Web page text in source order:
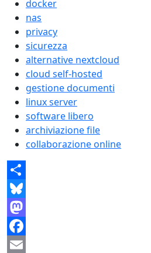
docker
nas
privacy
sicurezza
alternative nextcloud
cloud self-hosted
gestione documenti
linux server
software libero
archiviazione file
collaborazione online
Share
Bluesky
Mastodon
Facebook